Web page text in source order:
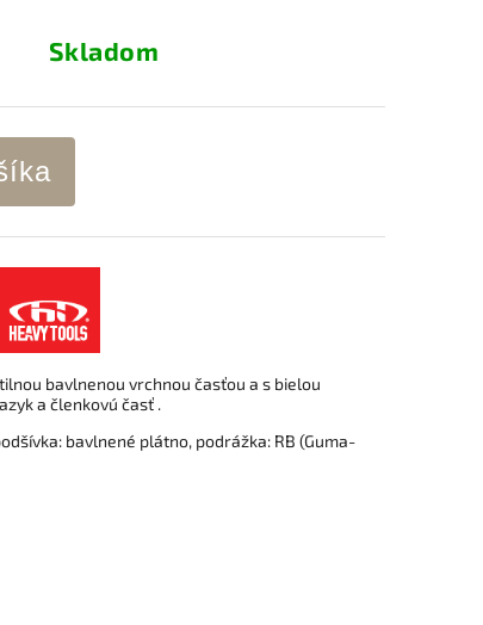
Skladom
bavlnenou vrchnou časťou a s bielou
a členkovú časť .
bavlnené plátno, podrážka: RB (Guma-